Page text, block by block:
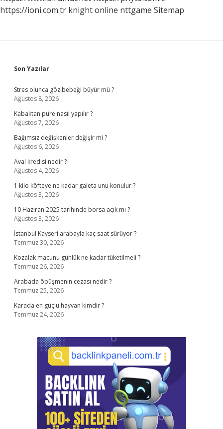
https://ioni.com.tr knight online nttgame Sitemap
Sidebar
Son Yazılar
Stres olunca göz bebeği büyür mü ?
Ağustos 8, 2026
Kabaktan püre nasıl yapılır ?
Ağustos 7, 2026
Bağımsız değişkenler değişir mi ?
Ağustos 6, 2026
Aval kredisi nedir ?
Ağustos 4, 2026
1 kilo köfteye ne kadar galeta unu konulur ?
Ağustos 3, 2026
10 Haziran 2025 tarihinde borsa açık mı ?
Ağustos 3, 2026
İstanbul Kayseri arabayla kaç saat sürüyor ?
Temmuz 30, 2026
Kozalak macunu günlük ne kadar tüketilmeli ?
Temmuz 26, 2026
Arabada öpüşmenin cezası nedir ?
Temmuz 25, 2026
Karada en güçlü hayvan kimdir ?
Temmuz 24, 2026